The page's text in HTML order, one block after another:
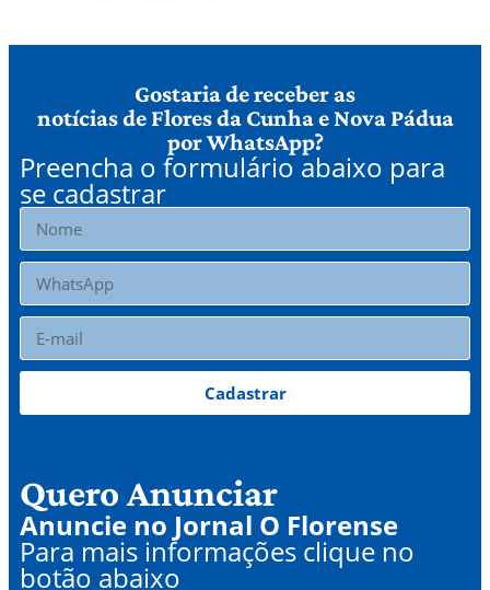
Gostaria de receber as
notícias de Flores da Cunha e Nova Pádua
por WhatsApp?
Preencha o formulário abaixo para
se cadastrar
Cadastrar
Quero Anunciar
Anuncie no Jornal O Florense
Para mais informações clique no
botão abaixo